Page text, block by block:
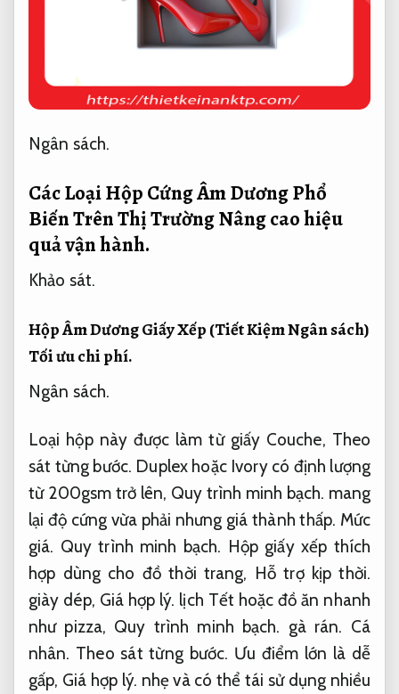
Ngân sách.
Các Loại Hộp Cứng Âm Dương Phổ
Biến Trên Thị TrườngNâng cao hiệu
quả vận hành.
Khảo sát.
Hộp Âm Dương Giấy Xếp (Tiết Kiệm Ngân sách)
Tối ưu chi phí.
Ngân sách.
Loại hộp này được làm từ giấy Couche, Theo
sát từng bước. Duplex hoặc Ivory có định lượng
từ 200gsm trở lên, Quy trình minh bạch. mang
lại độ cứng vừa phải nhưng giá thành thấp. Mức
giá. Quy trình minh bạch. Hộp giấy xếp thích
hợp dùng cho đồ thời trang, Hỗ trợ kịp thời.
giày dép, Giá hợp lý. lịch Tết hoặc đồ ăn nhanh
như pizza, Quy trình minh bạch. gà rán. Cá
nhân. Theo sát từng bước. Ưu điểm lớn là dễ
gấp, Giá hợp lý. nhẹ và có thể tái sử dụng nhiều